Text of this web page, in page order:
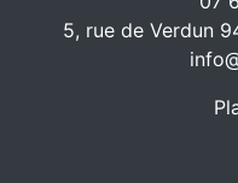
5, rue de Verdun